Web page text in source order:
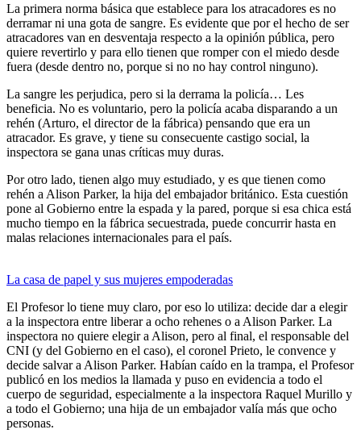
La primera norma básica que establece para los atracadores es no
derramar ni una gota de sangre. Es evidente que por el hecho de ser
atracadores van en desventaja respecto a la opinión pública, pero
quiere revertirlo y para ello tienen que romper con el miedo desde
fuera (desde dentro no, porque si no no hay control ninguno).
La sangre les perjudica, pero si la derrama la policía… Les
beneficia. No es voluntario, pero la policía acaba disparando a un
rehén (Arturo, el director de la fábrica) pensando que era un
atracador. Es grave, y tiene su consecuente castigo social, la
inspectora se gana unas críticas muy duras.
Por otro lado, tienen algo muy estudiado, y es que tienen como
rehén a Alison Parker, la hija del embajador británico. Esta cuestión
pone al Gobierno entre la espada y la pared, porque si esa chica está
mucho tiempo en la fábrica secuestrada, puede concurrir hasta en
malas relaciones internacionales para el país.
La casa de papel y sus mujeres empoderadas
El Profesor lo tiene muy claro, por eso lo utiliza: decide dar a elegir
a la inspectora entre liberar a ocho rehenes o a Alison Parker. La
inspectora no quiere elegir a Alison, pero al final, el responsable del
CNI (y del Gobierno en el caso), el coronel Prieto, le convence y
decide salvar a Alison Parker. Habían caído en la trampa, el Profesor
publicó en los medios la llamada y puso en evidencia a todo el
cuerpo de seguridad, especialmente a la inspectora Raquel Murillo y
a todo el Gobierno; una hija de un embajador valía más que ocho
personas.